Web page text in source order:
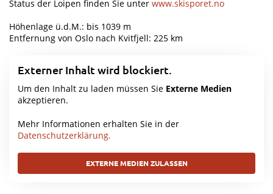
Status der Loipen finden Sie unter www.skisporet.no
Höhenlage ü.d.M.: bis 1039 m
Entfernung von Oslo nach Kvitfjell: 225 km
Externer Inhalt wird blockiert.
Um den Inhalt zu laden müssen Sie Externe Medien
akzeptieren.
Mehr Informationen erhalten Sie in der
Datenschutzerklärung.
EXTERNE MEDIEN ZULASSEN